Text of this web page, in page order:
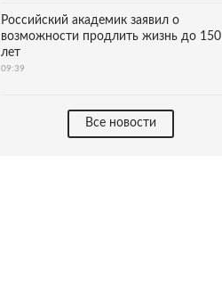
Российский академик заявил о
возможности продлить жизнь до 150
лет
09:39
Все новости